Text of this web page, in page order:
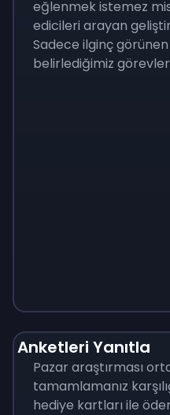
eğlenmek istemez
edicileri arayan
Sadece ilginç
belirlediğimiz
Anketleri Yanıtla
Pazar araştırması
tamamlamanız
hediye kartları ile